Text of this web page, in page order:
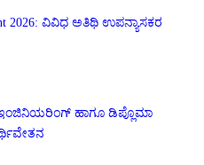
2026: ವಿವಿಧ ಅತಿಥಿ ಉಪನ್ಯಾಸಕರ
ಇಂಜಿನಿಯರಿಂಗ್ ಹಾಗೂ ಡಿಪ್ಲೊಮಾ